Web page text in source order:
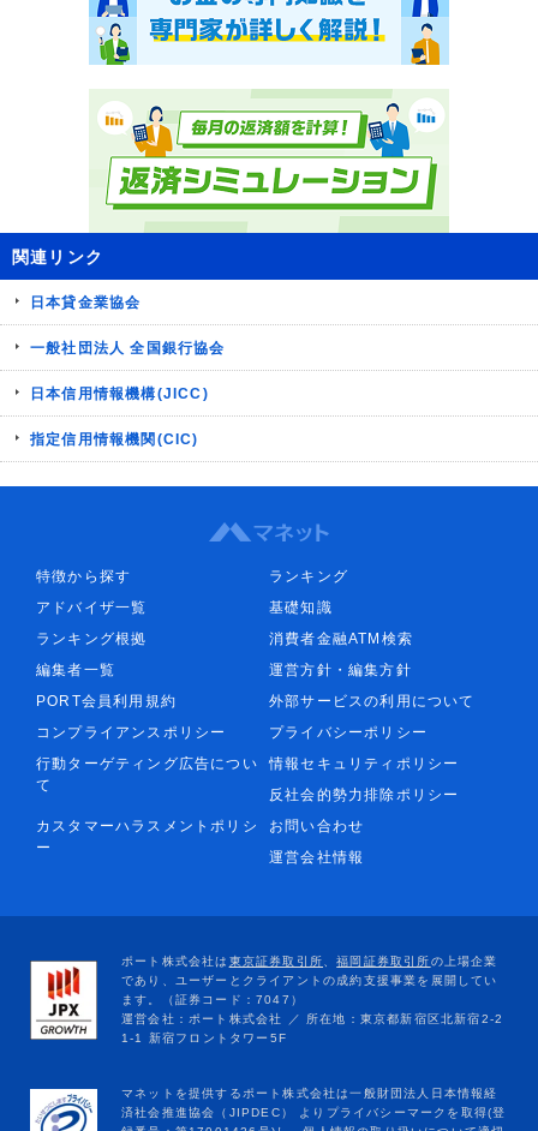
関連リンク
日本貸金業協会
一般社団法人 全国銀行協会
日本信用情報機構(JICC)
指定信用情報機関(CIC)
特徴から探す
ランキング
アドバイザ一覧
基礎知識
ランキング根拠
消費者金融ATM検索
編集者一覧
運営方針・編集方針
PORT会員利用規約
外部サービスの利用について
コンプライアンスポリシー
プライバシーポリシー
行動ターゲティング広告につい
て
情報セキュリティポリシー
反社会的勢力排除ポリシー
カスタマーハラスメントポリシ
ー
お問い合わせ
運営会社情報